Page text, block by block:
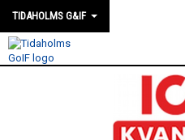
TIDAHOLMS G&IF